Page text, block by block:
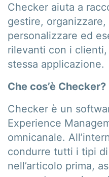
Checker aiuta a
gestire, organizzare,
personalizzare ed
rilevanti con i
stessa applicazione.
Che cos’è Checker?
Checker è un
Experience
omnicanale.
condurre tutti i tipi
nell’articolo prima,